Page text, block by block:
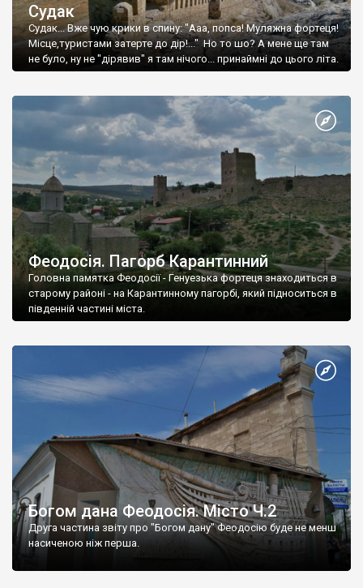
Судак
Судак... Вже чую крики в спину: "Ааа, попса! Муляжна фортеця!
Місце,туристами затерте до дір!..." Но то шо? А мене ще там
не було, ну не "дірявив" я там нічого... принаймні до цього літа.
Феодосія. Пагорб Карантинний
Головна памятка Феодосії - Генуезька фортеця знаходиться в
старому районі - на Карантинному пагорбі, який підноситься в
південній частині міста.
Богом дана Феодосія. Місто Ч.2
Друга частина звіту про "Богом дану" Феодосію буде не менш
насиченою ніж перша.